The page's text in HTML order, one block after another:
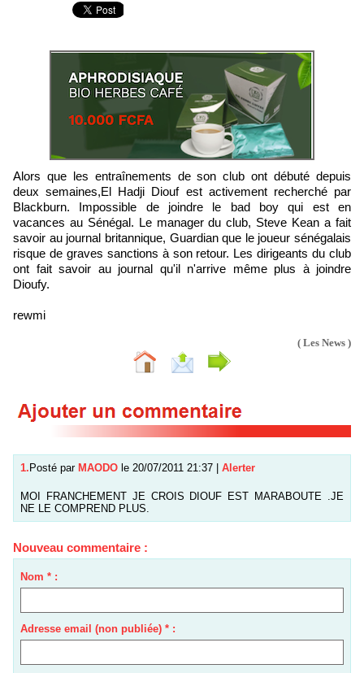
Alors que les entraînements de son club ont débuté depuis
deux semaines,El Hadji Diouf est activement recherché par
Blackburn. Impossible de joindre le bad boy qui est en
vacances au Sénégal. Le manager du club, Steve Kean a fait
savoir au journal britannique, Guardian que le joueur sénégalais
risque de graves sanctions à son retour. Les dirigeants du club
ont fait savoir au journal qu'il n'arrive même plus à joindre
Dioufy.
rewmi
( Les News )
1. Posté par MAODO le 20/07/2011 21:37 Alerter
MOI FRANCHEMENT JE CROIS DIOUF EST MARABOUTE .JE
NE LE COMPREND PLUS.
Nouveau commentaire :
Nom * :
Adresse email (non publiée) * :